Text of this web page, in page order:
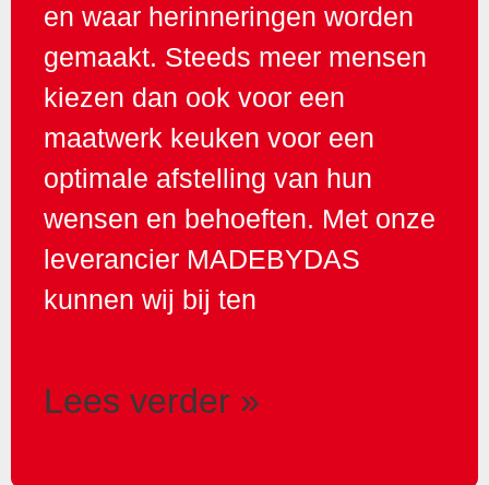
en waar herinneringen worden
gemaakt. Steeds meer mensen
kiezen dan ook voor een
maatwerk keuken voor een
optimale afstelling van hun
wensen en behoeften. Met onze
leverancier MADEBYDAS
kunnen wij bij ten
Lees verder »